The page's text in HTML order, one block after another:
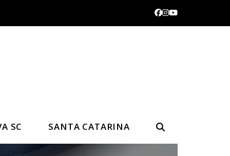
Facebook
Instagram
YouTube
SC SANTA CATARINA